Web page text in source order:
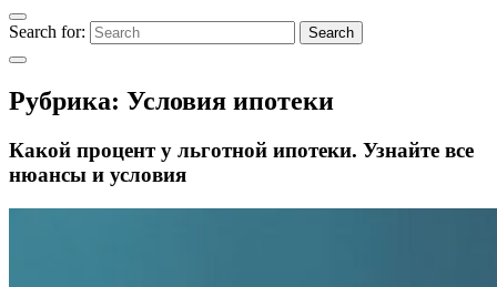
Search for: Search
Рубрика: Условия ипотеки
Какой процент у льготной ипотеки. Узнайте все
нюансы и условия